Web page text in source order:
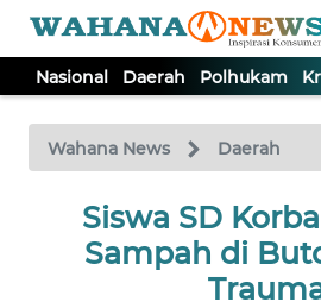
Nasional Daerah Polhukam
Wahana News Daerah
Siswa SD
Sampah di
TV
Tutup
NASIONAL